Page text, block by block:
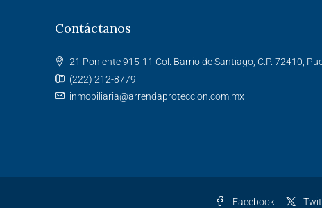
Contáctanos
21 Poniente 915-11 Col. Barrio de Santiago, C.P. 72410,
(222) 212-8779
inmobiliaria@arrendaproteccion.com.mx
Facebook